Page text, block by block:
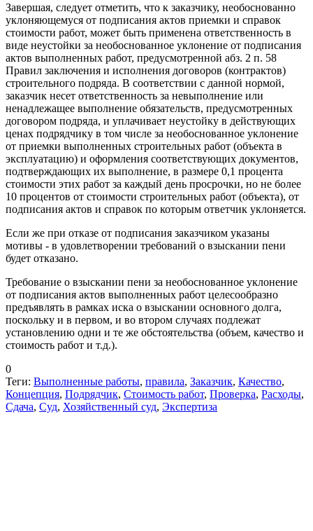
Завершая, следует отметить, что к заказчику, необоснованно
уклоняющемуся от подписания актов приемки и справок
стоимости работ, может быть применена ответственность в
виде неустойки за необоснованное уклонение от подписания
актов выполненных работ, предусмотренной абз. 2 п. 58
Правил заключения и исполнения договоров (контрактов)
строительного подряда. В соответствии с данной нормой,
заказчик несет ответственность за невыполнение или
ненадлежащее выполнение обязательств, предусмотренных
договором подряда, и уплачивает неустойку в действующих
ценах подрядчику в том числе за необоснованное уклонение
от приемки выполненных строительных работ (объекта в
эксплуатацию) и оформления соответствующих документов,
подтверждающих их выполнение, в размере 0,1 процента
стоимости этих работ за каждый день просрочки, но не более
10 процентов от стоимости строительных работ (объекта), от
подписания актов и справок по которым ответчик уклоняется.
Если же при отказе от подписания заказчиком указаны
мотивы - в удовлетворении требований о взыскании пени
будет отказано.
Требование о взыскании пени за необоснованное уклонение
от подписания актов выполненных работ целесообразно
предъявлять в рамках иска о взыскании основного долга,
поскольку и в первом, и во втором случаях подлежат
установлению одни и те же обстоятельства (объем, качество и
стоимость работ и т.д.).
0
Теги: Выполненные работы, правила, Заказчик, Качество,
Концепция, Подрядчик, Стоимость работ, Проверка, Расходы,
Сдача, Суд, Хозяйственный суд, Экспертиза